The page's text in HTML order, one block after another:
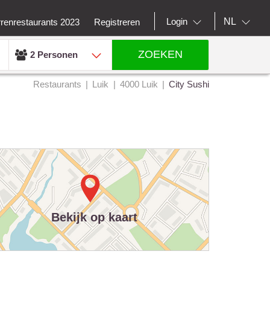
2023 Registreren Login NL
2 Personen ZOEKEN
Restaurants Luik 4000 Luik City Sushi
Bekijk op kaart